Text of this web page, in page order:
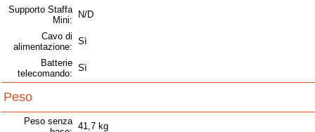
Supporto Staffa
Mini:
N/D
Cavo di
alimentazione:
Sì
Batterie
telecomando:
Sì
Peso
Peso senza 41,7 kg